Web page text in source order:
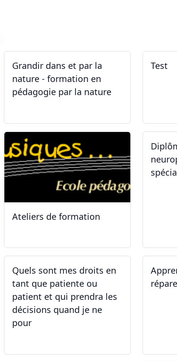
Grandir dans et par la
nature - formation en
pédagogie par la nature
Test
Ateliers de formation
Quels sont mes droits en
tant que patiente ou
patient et qui prendra les
décisions quand je ne
pour